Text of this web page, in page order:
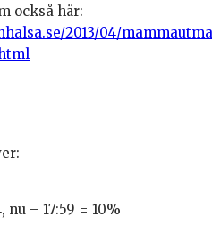
också här:
2013/04/
– 17:59 = 10%